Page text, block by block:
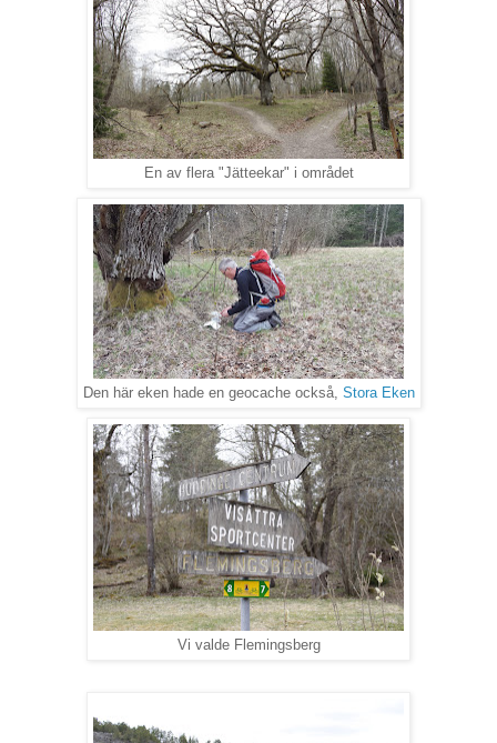
En av flera "Jätteekar" i området
Den här eken hade en geocache också, Stora Eken
Vi valde Flemingsberg